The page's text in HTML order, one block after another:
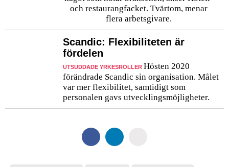
och restaurangfacket. Tvärtom, menar
flera arbetsgivare.
Scandic: Flexibiliteten är
fördelen
UTSUDDADE YRKESROLLER Hösten 2020
förändrade Scandic sin organisation. Målet
var mer flexibilitet, samtidigt som
personalen gavs utvecklingsmöjligheter.